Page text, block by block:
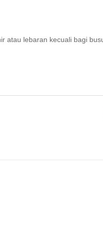
atau lebaran kecuali bagi